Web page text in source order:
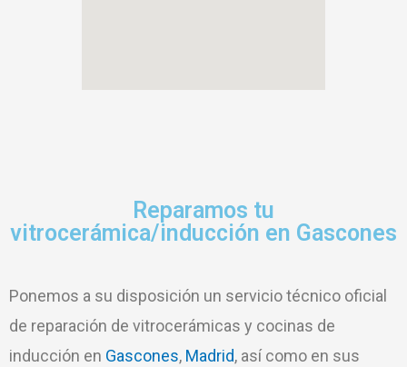
Reparamos tu
vitrocerámica/inducción en Gascones
Ponemos a su disposición un servicio técnico oficial
de reparación de vitrocerámicas y cocinas de
inducción en Gascones, Madrid, así como en sus